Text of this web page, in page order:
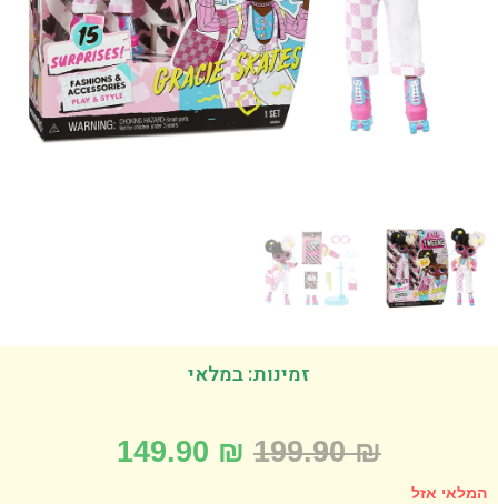
זמינות: במלאי
199.90
149.90 ₪
אזל